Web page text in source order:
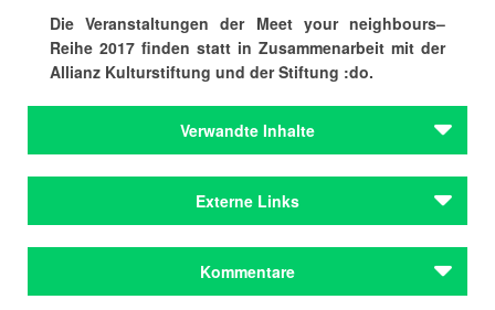
Die Veranstaltungen der Meet your neighbours–
Reihe 2017 finden statt in Zusammenarbeit mit der
Allianz Kulturstiftung und der Stiftung :do.
Verwandte Inhalte
Hoffmann, Sandra
Huber, Katja
Schley, Fridolin
Externe Links
Meet your neighbours
Kommentare